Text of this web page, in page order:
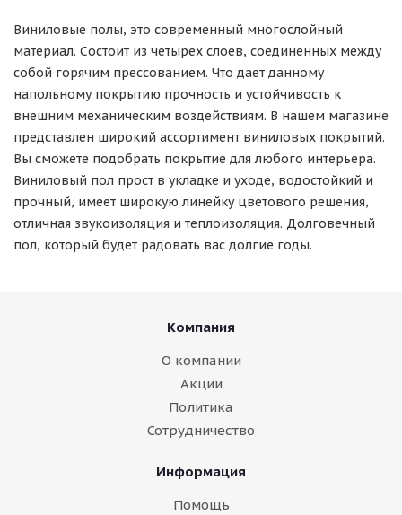
Виниловые полы, это современный многослойный
материал. Состоит из четырех слоев, соединенных между
собой горячим прессованием. Что дает данному
напольному покрытию прочность и устойчивость к
внешним механическим воздействиям. В нашем магазине
представлен широкий ассортимент виниловых покрытий.
Вы сможете подобрать покрытие для любого интерьера.
Виниловый пол прост в укладке и уходе, водостойкий и
прочный, имеет широкую линейку цветового решения,
отличная звукоизоляция и теплоизоляция. Долговечный
пол, который будет радовать вас долгие годы.
Компания
О компании
Акции
Политика
Сотрудничество
Информация
Помощь